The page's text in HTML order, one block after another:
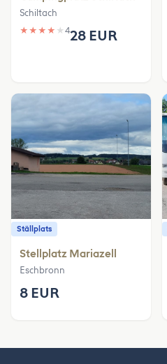
Schiltach
★ ★ ★ ★ ★ 428 EUR
Ställplats
Stellplatz Mariazell
Eschbronn
8 EUR